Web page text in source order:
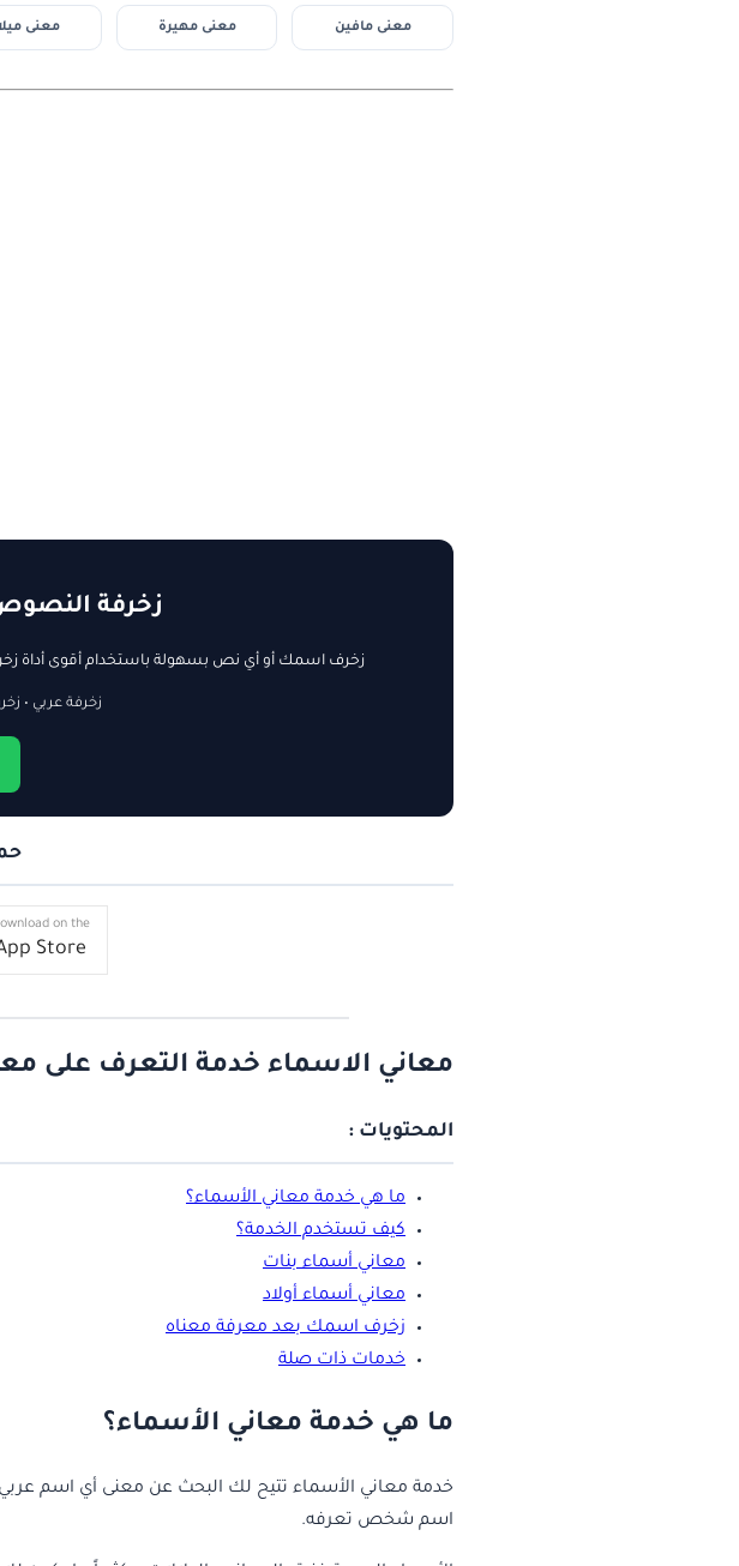
معنى مافين معنى مهيرة معنى
زخرفة
زخرف اسمك أو أي نص بسهولة باستخدام أقوى أداة
زخرفة عربي •
on the
Store
معاني الاسماء خدمة التعرف على
المحتويات :
ما هي خدمة معاني الأسماء؟
كيف تستخدم الخدمة؟
معاني أسماء بنات
معاني أسماء أولاد
زخرف اسمك بعد معرفة معناه
خدمات ذات صلة
ما هي خدمة معاني الأسماء؟
خدمة معاني الأسماء تتيح لك البحث عن معنى أي اسم
اسم شخص تعرفه.